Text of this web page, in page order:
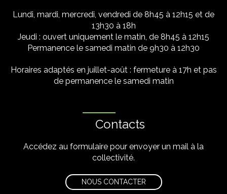
Lundi, mardi, mercredi, vendredi de 8h45 à 12h15 et de
13h30 à 18h
Jeudi : ouvert uniquement le matin, de 8h45 à 12h15
Permanence le samedi matin de 9h30 à 12h30
Horaires adaptés en juillet-août : fermeture à 17h et pas
de permanence le samedi matin
Contacts
Accédez au formulaire pour envoyer un mail à la
collectivité.
NOUS CONTACTER